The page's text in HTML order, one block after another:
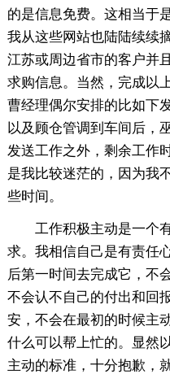
的是信息免费。这相当于
我从这些网站也陆陆续
江苏或周边省市的客户并
求购信息。当然，完成以
曹经理偶尔安排的比如下
以及顾仓管调到车间后，
发送工作之外，剩余工作
是我比较迷茫的，因为我
些时间。
工作积极主动是一个有
求。我相信自己是有责任
后第一时间去完成它，不
不会认不自己的付出和回
安，不会在最初的时候
什么可以帮上忙的。显然
主动的标准，十分抱歉，